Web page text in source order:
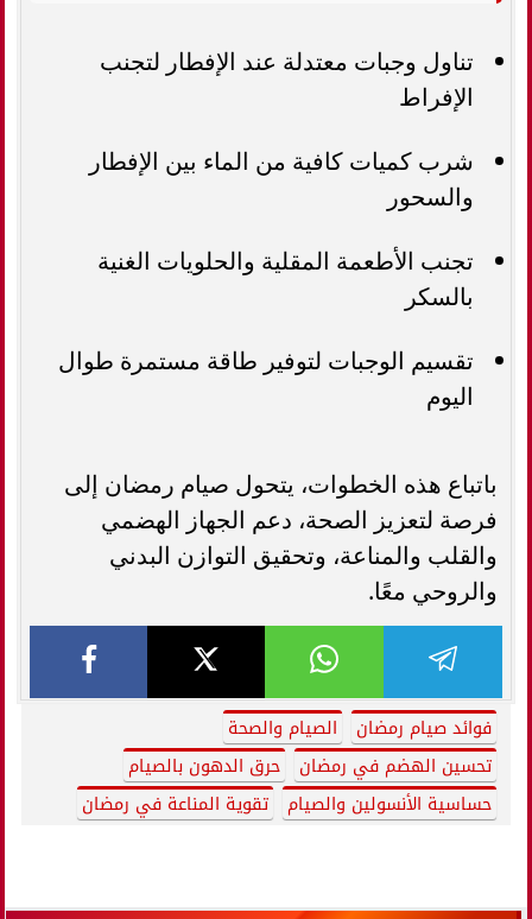
تناول وجبات معتدلة عند الإفطار لتجنب
الإفراط
شرب كميات كافية من الماء بين الإفطار
والسحور
تجنب الأطعمة المقلية والحلويات الغنية
بالسكر
تقسيم الوجبات لتوفير طاقة مستمرة طوال
اليوم
باتباع هذه الخطوات، يتحول صيام رمضان إلى
فرصة لتعزيز الصحة، دعم الجهاز الهضمي
والقلب والمناعة، وتحقيق التوازن البدني
والروحي معًا.
فوائد صيام رمضان
الصيام والصحة
تحسين الهضم في رمضان
حرق الدهون بالصيام
حساسية الأنسولين والصيام
تقوية المناعة في رمضان